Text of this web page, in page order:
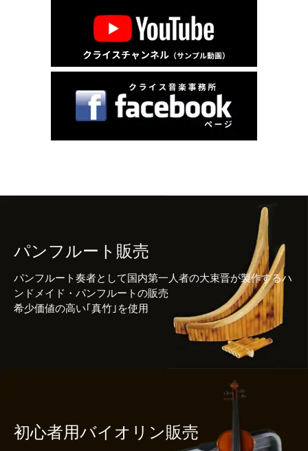
パンフルート販売
パンフルート奏者として国内第一人者の大束晋が製作するハ
ンドメイド・パンフルートの販売
希少価値の高い｢真竹｣を使用
初心者用バイオリン販売